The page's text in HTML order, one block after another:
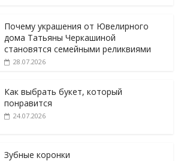
Почему украшения от Ювелирного
дома Татьяны Черкашиной
становятся семейными реликвиями
28.07.2026
Как выбрать букет, который
понравится
24.07.2026
Зубные коронки